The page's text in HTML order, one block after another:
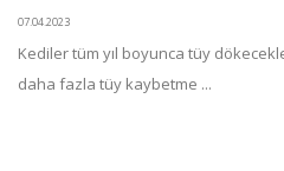
07.04.2023
Kediler tüm yıl boyunca tüy
daha fazla tüy kaybetme ...